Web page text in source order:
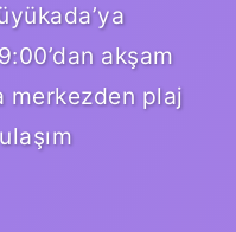
akşam
merkezden plaj